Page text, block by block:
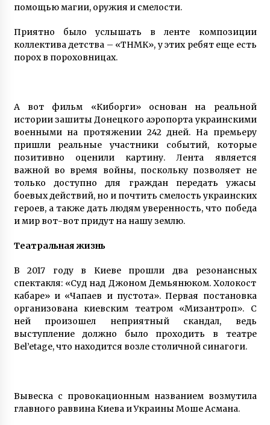
помощью магии, оружия и смелости.
Приятно было услышать в ленте композиции
коллектива детства – «ТНМК», у этих ребят еще есть
порох в пороховницах.
А вот фильм «Киборги» основан на реальной
истории зашиты Донецкого аэропорта украинскими
военными на протяжении 242 дней. На премьеру
пришли реальные участники событий, которые
позитивно оценили картину. Лента является
важной во время войны, поскольку позволяет не
только доступно для граждан передать ужасы
боевых действий, но и почтить смелость украинских
героев, а также дать людям уверенность, что победа
и мир вот-вот придут на нашу землю.
Театральная жизнь
В 2017 году в Киеве прошли два резонансных
спектакля: «Суд над Джоном Демьянюком. Холокост
кабаре» и «Чапаев и пустота». Первая постановка
организована киевским театром «Мизантроп». С
ней произошел неприятный скандал, ведь
выступление должно было проходить в театре
Bel’etage, что находится возле столичной синагоги.
Вывеска с провокационным названием возмутила
главного раввина Киева и Украины Моше Асмана.